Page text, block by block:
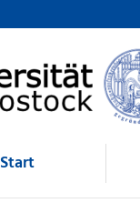
Start